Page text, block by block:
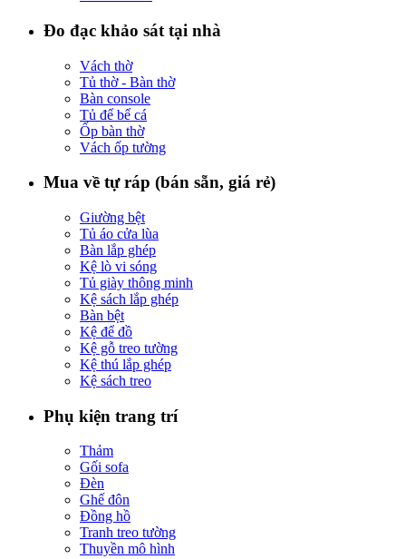
Đo đạc khảo sát tại nhà
Vách thờ
Tủ thờ - Bàn thờ
Bàn console
Tủ để bể cá
Ốp bàn thờ
Vách ốp tường
Mua về tự ráp (bán sẵn, giá rẻ)
Giường bệt
Tủ áo cửa lùa
Bàn lắp ghép
Kệ lò vi sóng
Tủ giày thông minh
Kệ sách lắp ghép
Bàn bệt
Kệ để đồ
Kệ gỗ treo tường
Kệ thú lắp ghép
Kệ sách treo
Phụ kiện trang trí
Thảm
Gối sofa
Đèn
Ghế đôn
Đồng hồ
Tranh treo tường
Thuyền mô hình